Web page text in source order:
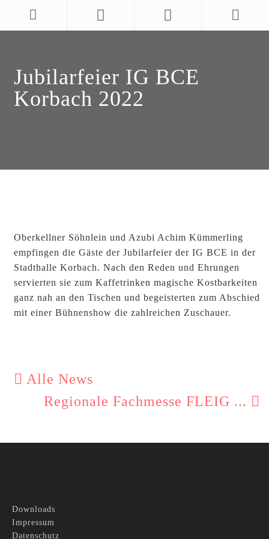
Jubilarfeier IG BCE
Korbach 2022
Oberkellner Söhnlein und Azubi Achim Kümmerling
empfingen die Gäste der Jubilarfeier der IG BCE in der
Stadthalle Korbach. Nach den Reden und Ehrungen
servierten sie zum Kaffetrinken magische Kostbarkeiten
ganz nah an den Tischen und begeisterten zum Abschied
mit einer Bühnenshow die zahlreichen Zuschauer.
Alle News
Regionale Fachmesse FLEIG ...
Downloads
Impressum
Datenschutz